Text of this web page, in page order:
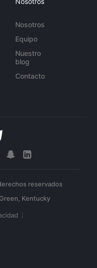
Nosotros
Equipo
Nuestro
blog
Contacto
reservados